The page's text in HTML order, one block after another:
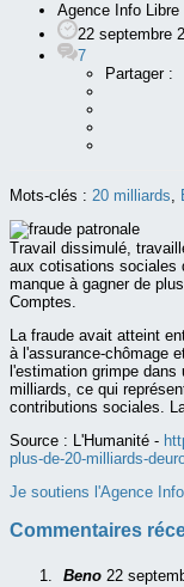
Agence Info Libre
22 septembre
7
Partager :
Mots-clés : 20 milliards,
Travail dissimulé,
aux cotisations sociales
manque à gagner de
Comptes.
La fraude avait atteint
à l'assurance-chômage
l'estimation grimpe
milliards, ce qui
contributions sociales.
Source : L'Humanité -
plus-de-20-milliards-
Je soutiens l'Agence
Commentaires
Beno 22